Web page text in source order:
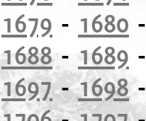
1679 - 1680
1688- 1689
1697-1698